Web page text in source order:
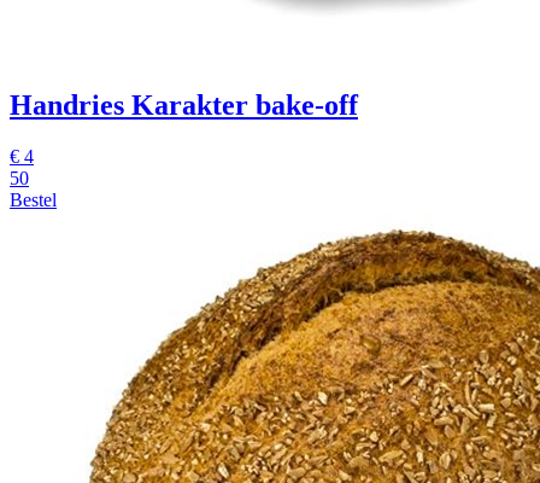
Handries Karakter bake-off
€ 4
50
Bestel